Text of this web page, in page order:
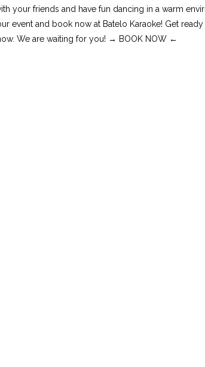
your friends and have fun dancing in a warm
and book now at Batelo Karaoke! Get
We are waiting for you! → BOOK NOW ←